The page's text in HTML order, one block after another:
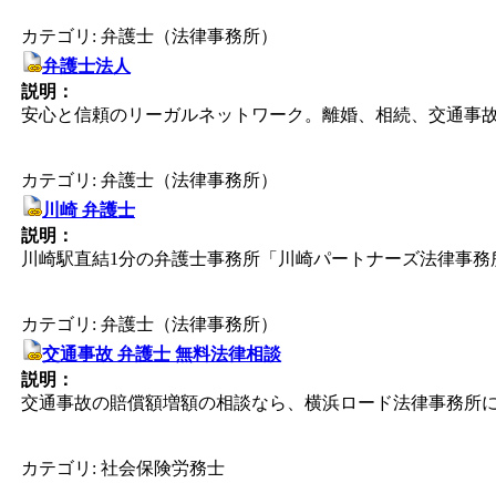
カテゴリ: 弁護士（法律事務所）
弁護士法人
説明：
安心と信頼のリーガルネットワーク。離婚、相続、交通事
カテゴリ: 弁護士（法律事務所）
川崎 弁護士
説明：
川崎駅直結1分の弁護士事務所「川崎パートナーズ法律事
カテゴリ: 弁護士（法律事務所）
交通事故 弁護士 無料法律相談
説明：
交通事故の賠償額増額の相談なら、横浜ロード法律事務所
カテゴリ: 社会保険労務士